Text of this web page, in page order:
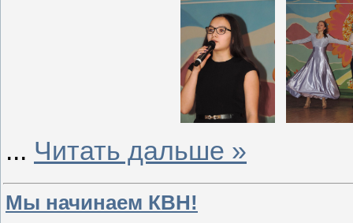
... Читать дальше »
Мы начинаем КВН!